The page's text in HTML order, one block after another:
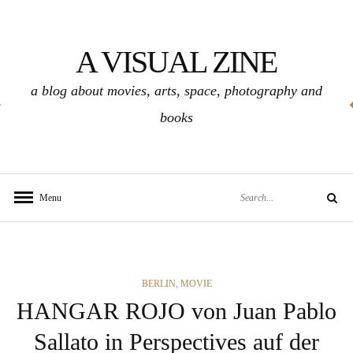
A VISUAL ZINE
a blog about movies, arts, space, photography and
books
Menu Search
CATEGORIES
BERLIN, MOVIE
HANGAR ROJO von Juan Pablo
Sallato in Perspectives auf der